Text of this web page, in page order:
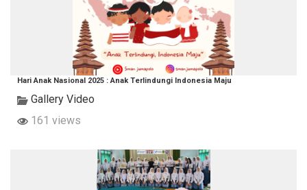
Hari Anak Nasional 2025 : Anak Terlindungi Indonesia Maju
Gallery Video
161 views